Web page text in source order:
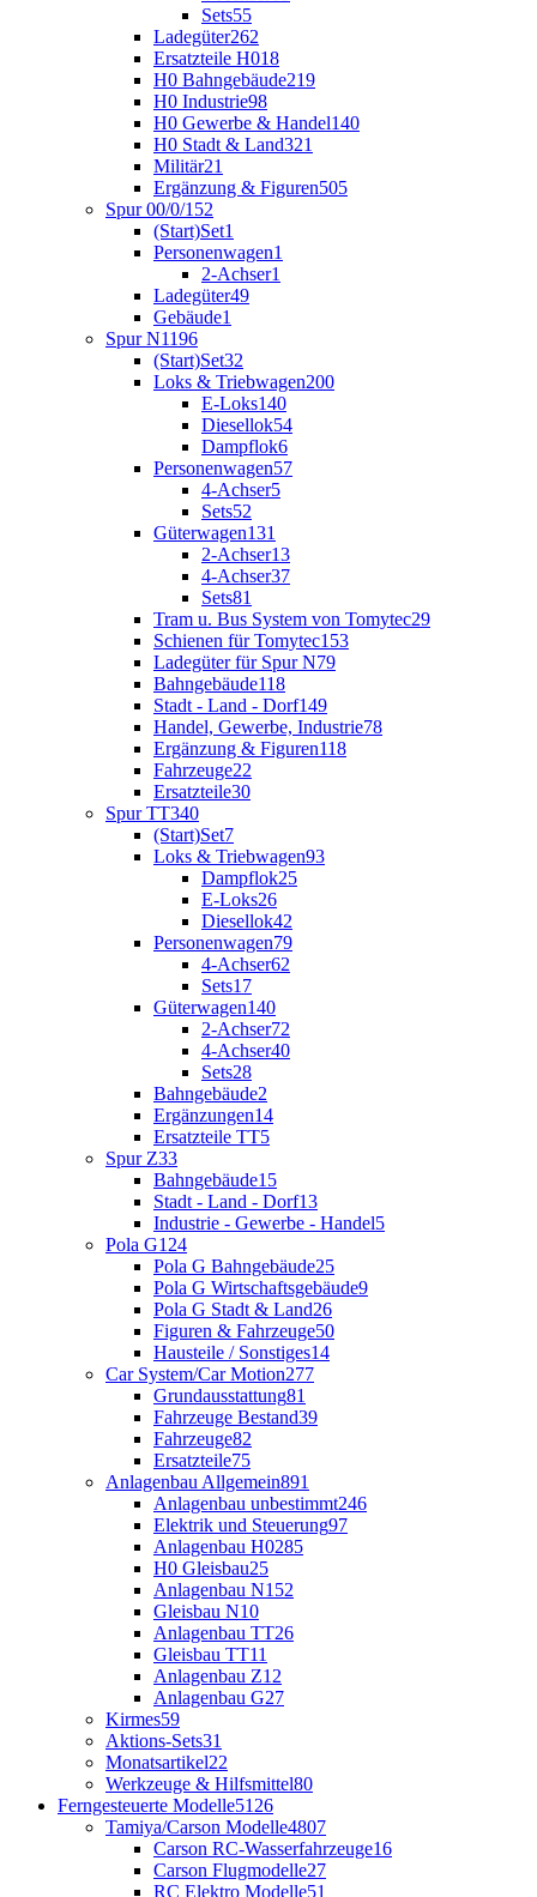
Sets55
Ladegüter262
Ersatzteile H018
H0 Bahngebäude219
H0 Industrie98
H0 Gewerbe & Handel140
H0 Stadt & Land321
Militär21
Ergänzung & Figuren505
Spur 00/0/1 52
(Start)Set1
Personenwagen1
2-Achser1
Ladegüter49
Gebäude1
Spur N1196
(Start)Set32
Loks & Triebwagen200
E-Loks140
Diesellok54
Dampflok6
Personenwagen57
4-Achser5
Sets52
Güterwagen131
2-Achser13
4-Achser37
Sets81
Tram u. Bus System von Tomytec29
Schienen für Tomytec153
Ladegüter für Spur N79
Bahngebäude118
Stadt - Land - Dorf149
Handel, Gewerbe, Industrie78
Ergänzung & Figuren118
Fahrzeuge22
Ersatzteile30
Spur TT340
(Start)Set7
Loks & Triebwagen93
Dampflok25
E-Loks26
Diesellok42
Personenwagen79
4-Achser62
Sets17
Güterwagen140
2-Achser72
4-Achser40
Sets28
Bahngebäude2
Ergänzungen14
Ersatzteile TT5
Spur Z33
Bahngebäude15
Stadt - Land - Dorf13
Industrie - Gewerbe - Handel5
Pola G124
Pola G Bahngebäude25
Pola G Wirtschaftsgebäude9
Pola G Stadt & Land26
Figuren & Fahrzeuge50
Hausteile / Sonstiges14
Car System/Car Motion277
Grundausstattung81
Fahrzeuge Bestand39
Fahrzeuge82
Ersatzteile75
Anlagenbau Allgemein891
Anlagenbau unbestimmt246
Elektrik und Steuerung97
Anlagenbau H0285
H0 Gleisbau25
Anlagenbau N152
Gleisbau N10
Anlagenbau TT26
Gleisbau TT11
Anlagenbau Z12
Anlagenbau G27
Kirmes59
Aktions-Sets31
Monatsartikel22
Werkzeuge & Hilfsmittel80
Ferngesteuerte Modelle5126
Tamiya/Carson Modelle4807
Carson RC-Wasserfahrzeuge16
Carson Flugmodelle27
RC Elektro Modelle51